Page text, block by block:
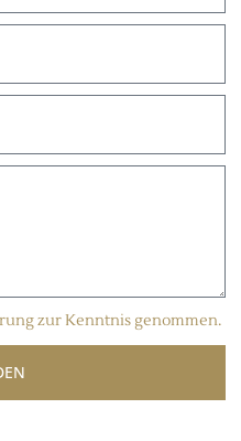
zur Kenntnis genommen.